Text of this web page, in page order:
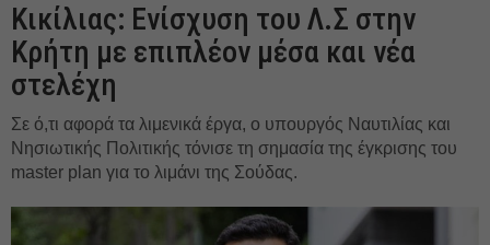
Κικίλιας: Ενίσχυση του Λ.Σ στην
Κρήτη με επιπλέον μέσα και νέα
στελέχη
Σε ό,τι αφορά τα λιμενικά έργα, ο υπουργός Ναυτιλίας και
Νησιωτικής Πολιτικής τόνισε τη σημασία της έγκρισης του
master plan για το λιμάνι της Σούδας.